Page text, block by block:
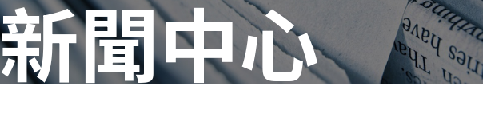
聞中心